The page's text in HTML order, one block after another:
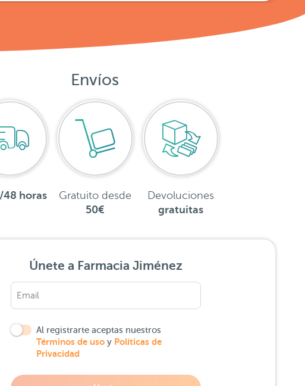
Envíos
48 horas
Gratuito desde
50€
Devoluciones
gratuitas
Únete a Farmacia Jiménez
Al registrarte aceptas nuestros
Términos de uso y Políticas de
Privacidad